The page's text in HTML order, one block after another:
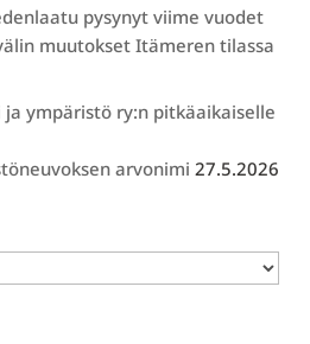
pysynyt viime vuodet
muutokset Itämeren tilassa
ja ympäristö ry:n pitkäaikaiselle
arvonimi 27.5.2026